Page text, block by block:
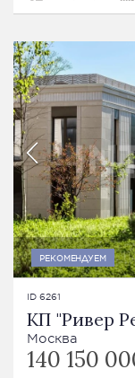
РЕКОМЕНДУЕМ
ID 6261
КП "Ривер
Москва
140 150